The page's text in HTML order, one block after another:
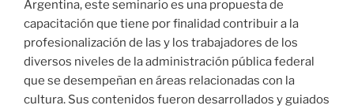
Argentina, este seminario es una propuesta de
capacitación que tiene por finalidad contribuir a la
profesionalización de las y los trabajadores de los
diversos niveles de la administración pública federal
que se desempeñan en áreas relacionadas con la
cultura. Sus contenidos fueron desarrollados y guiados